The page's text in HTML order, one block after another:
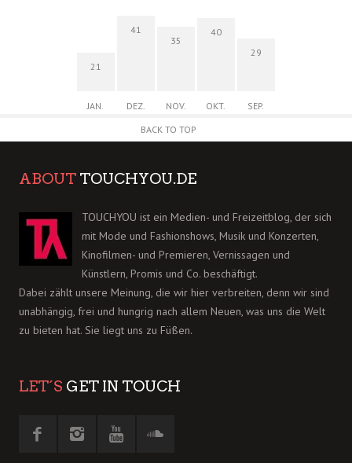
21
JAN.
41
DEZ.
35
NOV.
40
OKT.
29
SEP.
BACK TO TOP
ABOUT TOUCHYOU.DE
TOUCHYOU ist ein Medien- und Freizeitblog, der sich
mit Mode und Fashionshows, Musik und Konzerten,
Kinofilmen- und Premieren, Vernissagen und
Künstlern, Promis und Co. beschäftigt.
Dabei zählt unsere Meinung, die wir hier verbreiten, denn wir sind
unabhängig, frei und hungrig nach allem Neuen, was uns die Welt
zu bieten hat. Sie liegt uns zu Füßen.
LET´S GET IN TOUCH